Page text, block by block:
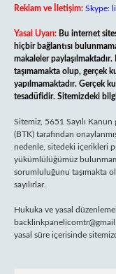
Reklam ve İletişim: Skype:
Yasal Uyarı: Bu internet
hiçbir bağlantısı
makaleler
taşımamakta olup, gerçek
yapılmamaktadır. Gerçek
tesadüfidir. Sitemizdeki
Sitemiz, 5651 Sayılı
(BTK) tarafından
nedenle, sitedeki içerikleri
yükümlülüğümüz
sorumluluğunu taşımakta
sayılırlar.
Hukuka ve yasal
yasal süre içerisinde